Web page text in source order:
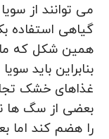
می توانند از
گیاهی استفاده
همین شکل که ما
بنابراین باید
غذاهای خشک
بعضی از سگ ها
را هضم کند اما